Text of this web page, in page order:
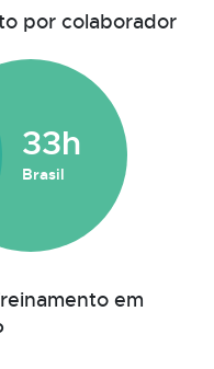
por colaborador
33h
Brasil
em